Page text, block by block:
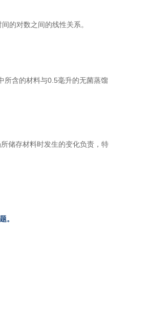
的对数之间的线性关系。
所含的材料与0.5毫升的无菌蒸馏
储存材料时发生的变化负责，特
。